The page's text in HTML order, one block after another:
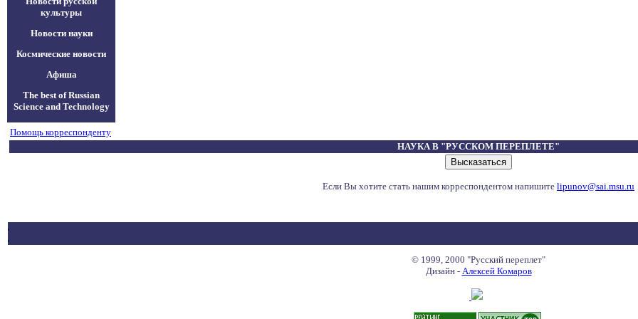
культуры
Новости науки
Космические новости
Афиша
The best of Russian
Science and Technology
Помощь корреспонденту
НАУКА В "РУССКОМ ПЕРЕПЛЕТЕ"
Если Вы хотите стать нашим корреспондентом напишите lipunov@sai.msu.ru
© 1999, 2000 "Русский переплет"
Дизайн - Алексей Комаров